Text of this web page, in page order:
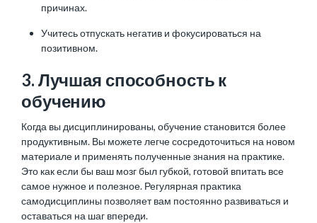
причинах.
Учитесь отпускать негатив и фокусироваться на
позитивном.
3. Лучшая способность к
обучению
Когда вы дисциплинированы, обучение становится более
продуктивным. Вы можете легче сосредоточиться на новом
материале и применять полученные знания на практике.
Это как если бы ваш мозг был губкой, готовой впитать все
самое нужное и полезное. Регулярная практика
самодисциплины позволяет вам постоянно развиваться и
оставаться на шаг впереди.